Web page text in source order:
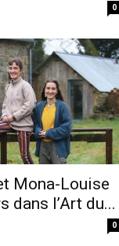
0
Mona-Louise
dans l’Art du...
0